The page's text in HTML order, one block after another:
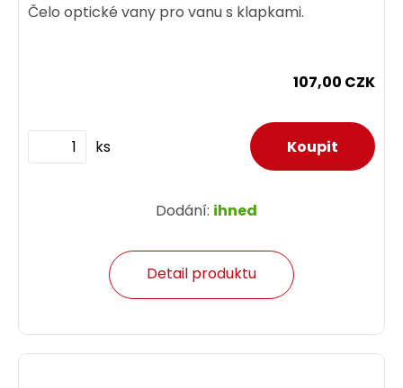
Čelo optické vany pro vanu s klapkami.
107,00 CZK
ks
Dodání: ihned
Detail produktu